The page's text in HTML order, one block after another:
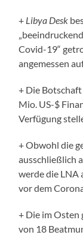
+ Libya Desk
Covid-19“
angemessen
+ Die Botschaft
Mio. US-$
Verfügung
+ Obwohl die
ausschließlich
werde die LNA
vor dem
+ Die im Osten
von 18